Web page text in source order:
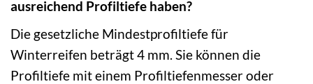
ausreichend Profiltiefe haben?
Die gesetzliche Mindestprofiltiefe für
Winterreifen beträgt 4 mm. Sie können die
Profiltiefe mit einem Profiltiefenmesser oder